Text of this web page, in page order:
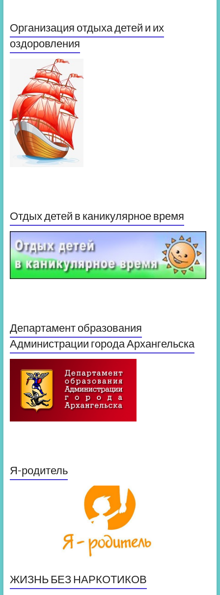
Организация отдыха детей и их
оздоровления
Отдых детей в каникулярное время
Департамент образования
Администрации города Архангельска
Я-родитель
ЖИЗНЬ БЕЗ НАРКОТИКОВ